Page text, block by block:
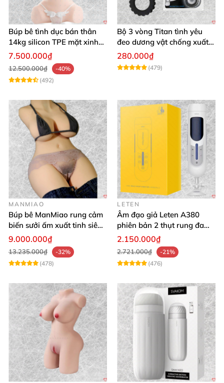
Búp bê tình dục bán thân
14kg silicon TPE mặt xinh
trắng hồng
7.500.000₫
12.500.000₫
-40%
(492)
Bộ 3 vòng Titan tình yêu
đeo dương vật chống xuất
tinh sớm chất liệu silicon y
tế
280.000₫
(479)
MANMIAO
Búp bê ManMiao rung cảm
biến sưởi ấm xuất tinh siêu
thực trải nghiệm
9.000.000₫
13.235.000₫
-32%
(478)
LETEN
Âm đạo giả Leten A380
phiên bản 2 thụt rung đa
chế độ, siêu mềm
2.150.000₫
2.721.000₫
-21%
(476)